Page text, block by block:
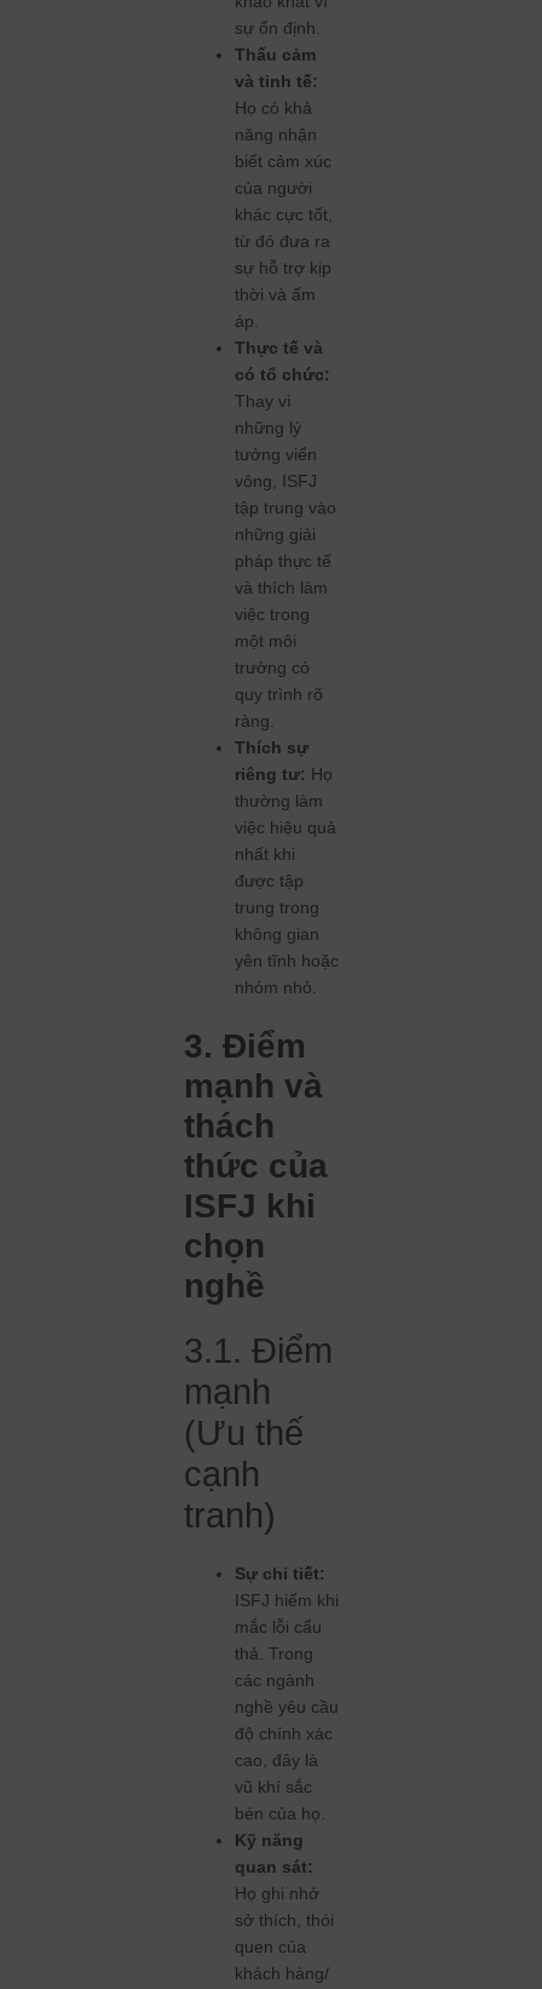
sự ổn định.
Thấu cảm
và tinh tế:
Họ có khả
năng nhận
biết cảm xúc
của người
khác cực tốt,
từ đó đưa ra
sự hỗ trợ kịp
thời và ấm
áp.
Thực tế và
có tổ chức:
Thay vì
những lý
tưởng viển
vông, ISFJ
tập trung vào
những giải
pháp thực tế
và thích làm
việc trong
một môi
trường có
quy trình rõ
ràng.
Thích sự
riêng tư: Họ
thường làm
việc hiệu quả
nhất khi
được tập
trung trong
không gian
yên tĩnh hoặc
nhóm nhỏ.
3. Điểm
mạnh và
thách
thức của
ISFJ khi
chọn
nghề
3.1. Điểm
mạnh
(Ưu thế
cạnh
tranh)
Sự chi tiết:
ISFJ hiếm khi
mắc lỗi cẩu
thả. Trong
các ngành
nghề yêu cầu
độ chính xác
cao, đây là
vũ khí sắc
bén của họ.
Kỹ năng
quan sát:
Họ ghi nhớ
sở thích, thói
quen của
khách hàng/